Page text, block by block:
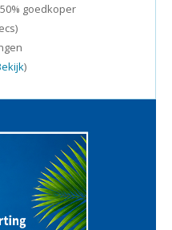
goedkoper
)